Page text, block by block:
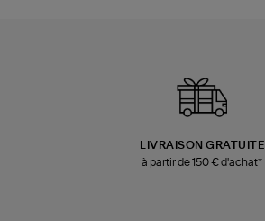
LIVRAISON GRATUITE
à partir de 150 € d'achat*